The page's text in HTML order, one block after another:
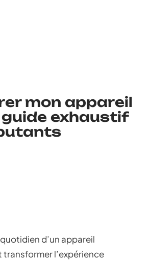
mon appareil
guide exhaustif
d’un appareil
l’expérience